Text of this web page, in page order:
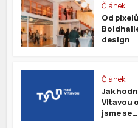
Článek
Od
design
Článek
Jak
Vltavou
jsme se…